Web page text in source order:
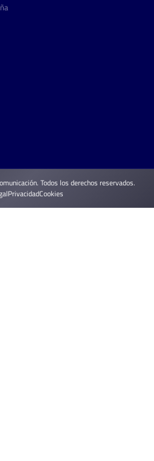
Todos los derechos reservados.
PrivacidadCookies